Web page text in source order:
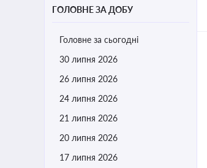
ГОЛОВНЕ ЗА ДОБУ
Головне за сьогодні
30 липня 2026
26 липня 2026
24 липня 2026
21 липня 2026
20 липня 2026
17 липня 2026